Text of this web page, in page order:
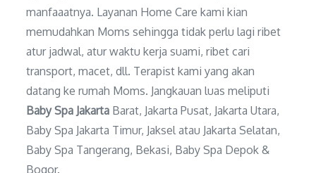
manfaaatnya. Layanan Home Care kami kian
memudahkan Moms sehingga tidak perlu lagi ribet
atur jadwal, atur waktu kerja suami, ribet cari
transport, macet, dll. Terapist kami yang akan
datang ke rumah Moms. Jangkauan luas meliputi
Baby Spa Jakarta Barat, Jakarta Pusat, Jakarta Utara,
Baby Spa Jakarta Timur, Jaksel atau Jakarta Selatan,
Baby Spa Tangerang, Bekasi, Baby Spa Depok &
Bogor.